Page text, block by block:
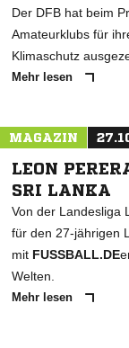
Der DFB hat beim
Amateurklubs für
Klimaschutz
Mehr lesen
MAGAZIN
LEON
SRI LANKA
Von der Landesliga
für den 27-jährigen
mit FUSSBALL.DE
Welten.
Mehr lesen